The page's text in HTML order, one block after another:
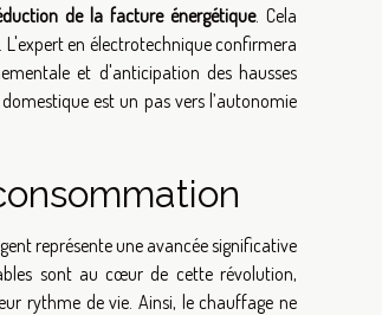
de la facture énergétique. Cela
en électrotechnique confirmera
et d'anticipation des hausses
est un pas vers l’autonomie
représente une avancée significative
sont au cœur de cette révolution,
rythme de vie. Ainsi, le chauffage ne